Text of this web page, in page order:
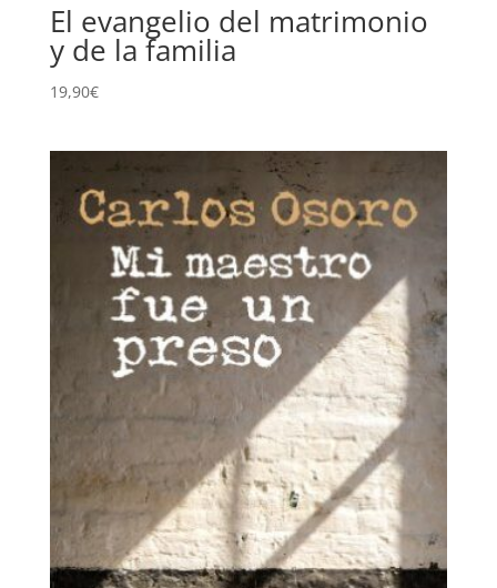
El evangelio del matrimonio
y de la familia
19,90€